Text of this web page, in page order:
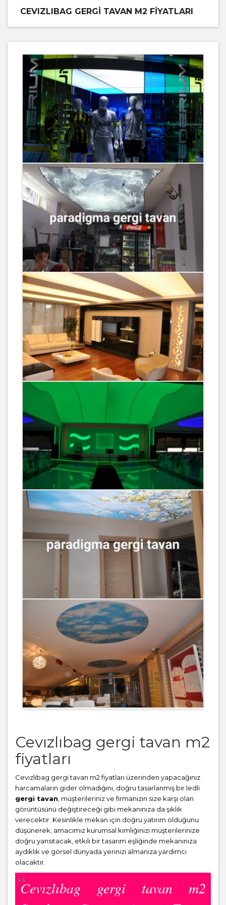
CEVIZLIBAG GERGI TAVAN M2 FIYATLARI
Cevızlıbag gergi tavan m2
fiyatları
Cevızlıbag gergi tavan m2 fiyatları üzerinden yapacağınız
harcamaların gider olmadığını, doğru tasarlanmış bir ledli
gergi tavan , müşterileriniz ve firmanızın size karşı olan
görüntüsünü değiştireceği gibi mekanınıza da şıklık
verecektir. Kesinlikle mekan için doğru yatırım olduğunu
düşünerek; amacımız kurumsal kimliğinizi müşterilerinize
doğru yansıtacak, etkili bir tasarım eşliğinde mekanınıza
aydıklık ve görsel dünyada yerinizi almanıza yardımcı
olacaktır.
Cevızlıbag gergi tavan m2